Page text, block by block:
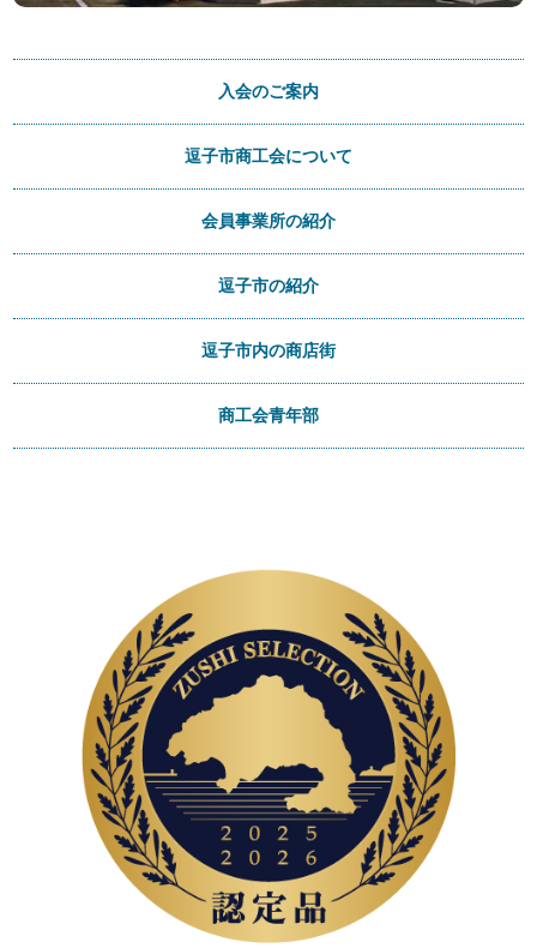
入会のご案内
逗子市商工会について
会員事業所の紹介
逗子市の紹介
逗子市内の商店街
商工会青年部